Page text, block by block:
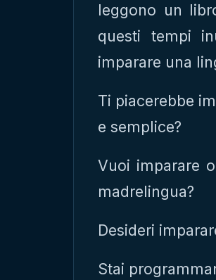
leggono un
questi tempi
imparare una
Ti piacerebbe
e semplice?
Vuoi imparare
madrelingua?
Desideri
Stai